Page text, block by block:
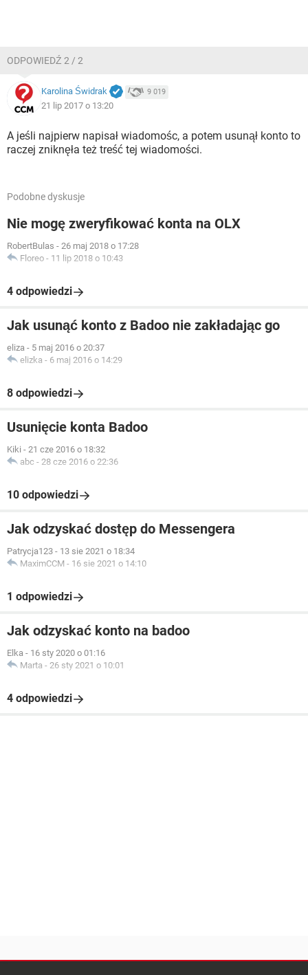
ODPOWIEDŹ 2 / 2
Karolina Świdrak 9 019
21 lip 2017 o 13:20
A jeśli najpierw napisał wiadomośc, a potem usunął konto to
raczej zniknęła też treść tej wiadomości.
Podobne dyskusje
Nie mogę zweryfikować konta na OLX
RobertBulas - 26 maj 2018 o 17:28
Floreo - 11 lip 2018 o 10:43
4 odpowiedzi
Jak usunąć konto z Badoo nie zakładając go
eliza - 5 maj 2016 o 20:37
elizka - 6 maj 2016 o 14:29
8 odpowiedzi
Usunięcie konta Badoo
Kiki - 21 cze 2016 o 18:32
abc - 28 cze 2016 o 22:36
10 odpowiedzi
Jak odzyskać dostęp do Messengera
Patrycja123 - 13 sie 2021 o 18:34
MaximCCM - 16 sie 2021 o 14:10
1 odpowiedzi
Jak odzyskać konto na badoo
Elka - 16 sty 2020 o 01:16
Marta - 26 sty 2021 o 10:01
4 odpowiedzi